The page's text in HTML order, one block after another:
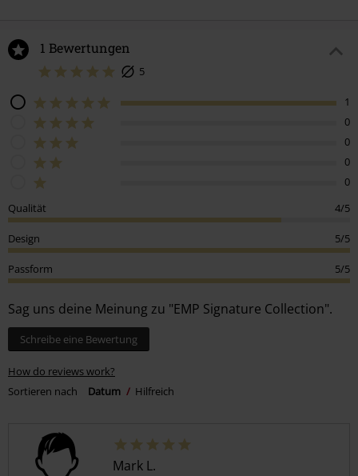
1 Bewertungen
5
1
0
0
0
0
Qualität
4/5
Design 5/5
Passform 5/5
Sag uns deine Meinung zu "EMP Signature Collection".
Schreibe eine Bewertung
How do reviews work?
Sortieren nach
Datum Hilfreich
Mark L.